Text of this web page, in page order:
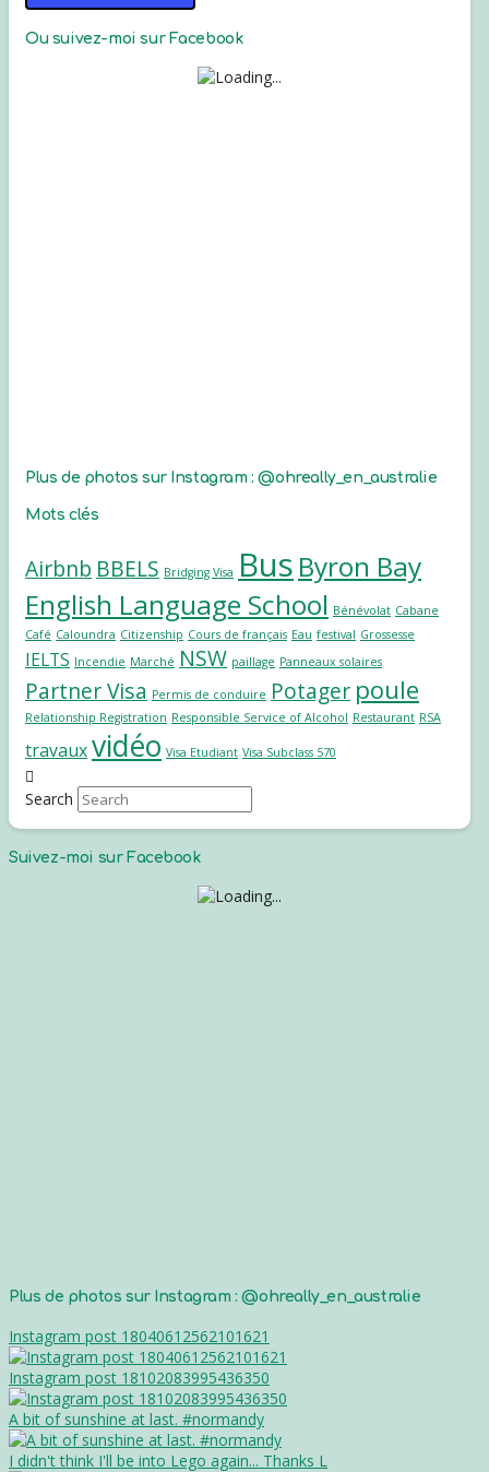
Ou suivez-moi sur Facebook
Plus de photos sur Instagram : @ohreally_en_australie
Mots clés
Airbnb BBELS Bridging Visa Bus Byron Bay
English Language School Bénévolat Cabane
Café Caloundra Citizenship Cours de français Eau festival Grossesse
IELTS Incendie Marché NSW paillage Panneaux solaires
Partner Visa Permis de conduire Potager poule
Relationship Registration Responsible Service of Alcohol Restaurant RSA
travauxvidéo Visa Etudiant Visa Subclass 570
Search
Suivez-moi sur Facebook
Plus de photos sur Instagram : @ohreally_en_australie
Instagram post 18040612562101621
Instagram post 18102083995436350
A bit of sunshine at last. #normandy
I didn't think I'll be into Lego again... Thanks L